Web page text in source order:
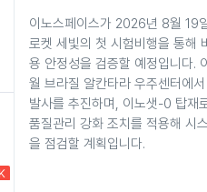
이노스페이스가 2026년 8월 19
로켓 세빛의 첫 시험비행을 통해
용 안정성을 검증할 예정입니다.
월 브라질 알칸타라 우주센터에
발사를 추진하며, 이노샛-0 탑재
품질관리 강화 조치를 적용해 시
을 점검할 계획입니다.